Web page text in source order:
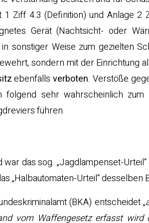
1 Ziff 4.3 (Definition) und Anlage
Gerät (Nachtsicht- oder
sonstiger Weise zum gezielten
sondern mit der Einrichtung
ebenfalls verboten. Verstöße
folgend sehr wahrscheinlich
führen.
war das sog. „Jagdlampenset-
„Halbautomaten-Urteil“
(BKA) entscheidet „
vom Waffengesetz erfasst